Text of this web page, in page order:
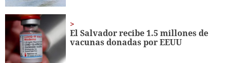
El Salvador recibe 1.5 millones de
vacunas donadas por EEUU